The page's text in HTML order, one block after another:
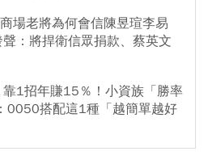
場老將為何會信陳昱瑄李易
：將捍衛信眾捐款、蔡英文
1招年賺15％！小資族「勝率
0050搭配這1種「越簡單越好